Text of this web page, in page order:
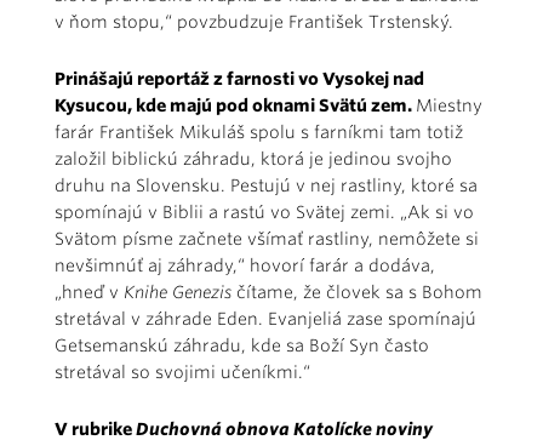
v ňom stopu,“ povzbudzuje František Trstenský.
Prinášajú reportáž z farnosti vo Vysokej nad
Kysucou, kde majú pod oknami Svätú zem. Miestny
farár František Mikuláš spolu s farníkmi tam totiž
založil biblickú záhradu, ktorá je jedinou svojho
druhu na Slovensku. Pestujú v nej rastliny, ktoré sa
spomínajú v Biblii a rastú vo Svätej zemi. „Ak si vo
Svätom písme začnete všímať rastliny, nemôžete si
nevšimnúť aj záhrady,“ hovorí farár a dodáva,
„hneď v Knihe Genezis čítame, že človek sa s Bohom
stretával v záhrade Eden. Evanjeliá zase spomínajú
Getsemanskú záhradu, kde sa Boží Syn často
stretával so svojimi učeníkmi.“
V rubrikeDuchovná obnova Katolícke noviny